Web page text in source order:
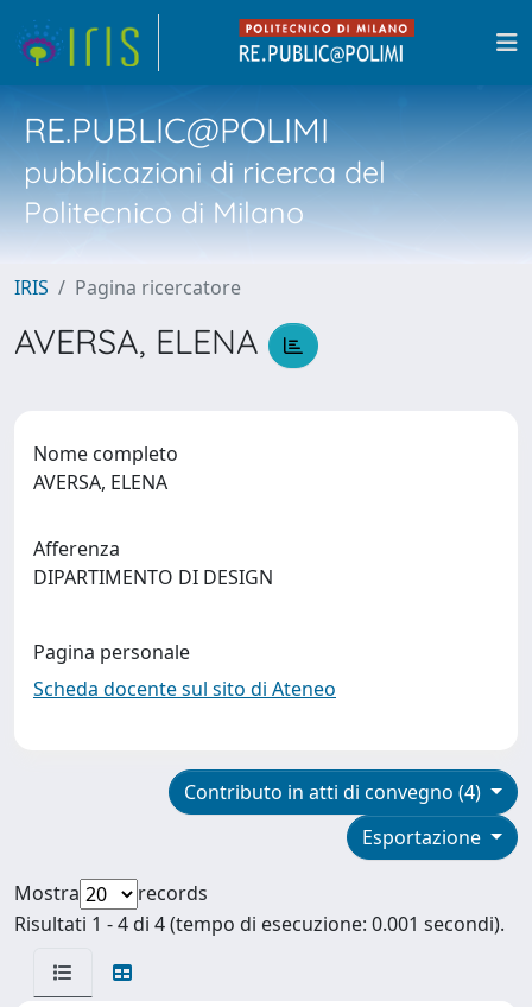
RE.PUBLIC@POLIMI
pubblicazioni di ricerca del
Politecnico di Milano
IRIS Pagina ricercatore
AVERSA, ELENA
Nome completo
AVERSA, ELENA
Afferenza
DIPARTIMENTO DI DESIGN
Pagina personale
Scheda docente sul sito di Ateneo
Contributo in atti di convegno (4)
Esportazione
Mostra
records
Risultati 1 - 4 di 4 (tempo di esecuzione: 0.001 secondi).